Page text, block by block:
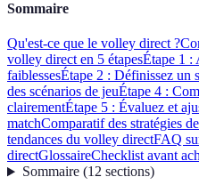
Sommaire
Qu'est-ce que le volley direct ?
volley direct en 5 étapesÉtape 1 :
faiblessesÉtape 2 : Définissez un
des scénarios de jeuÉtape 4 :
clairementÉtape 5 : Évaluez et
matchComparatif des stratégies
tendances du volley directFAQ
directGlossaireChecklist avant
Sommaire(12 sections)